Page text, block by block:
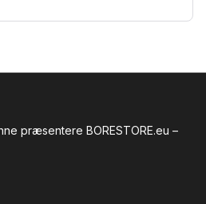
præsentere BORESTORE.eu –